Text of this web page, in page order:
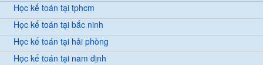
Học kế toán tại tphcm
Học kế toán tại bắc ninh
Học kế toán tại hải phòng
Học kế toán tại nam định